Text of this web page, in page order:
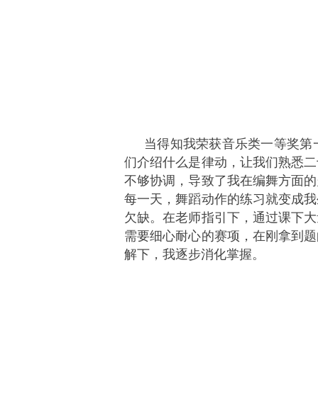
当得知我荣获音乐类一等奖
们介绍什么是律动，让我们熟悉
不够协调，导致了我在编舞方面
每一天，舞蹈动作的练习就变成
欠缺。在老师指引下，通过课下
需要细心耐心的赛项，在刚拿到
解下，我逐步消化掌握。